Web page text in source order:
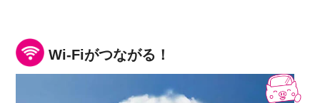
Wi-Fiがつながる！